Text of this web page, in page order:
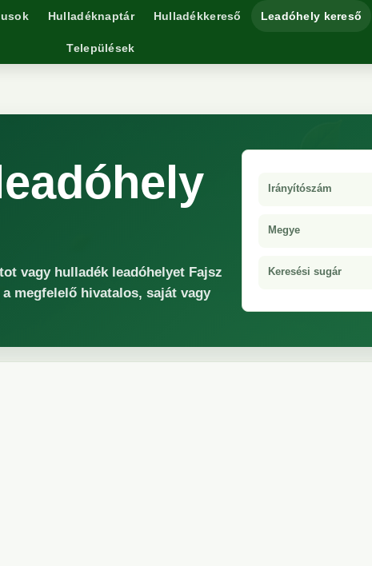
Hulladéknaptár Hulladékkereső Leadóhely kereső
Települések
vagy hulladék leadóhelyet Fajsz
megfelelő hivatalos, saját vagy
Irányítószám
Megye
Keresési sugár